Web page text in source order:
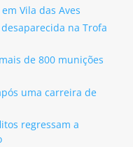
Vila das Aves
na Trofa
de 800 munições
uma carreira de
regressam a